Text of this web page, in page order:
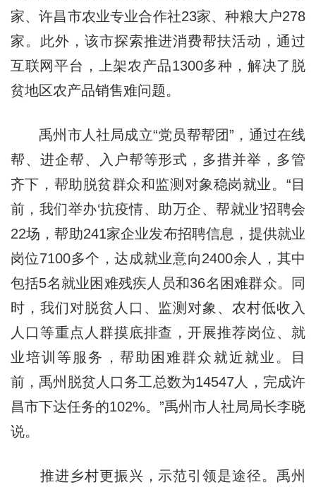
家、许昌市农业专业合作社23家、种粮大户278
家。此外，该市探索推进消费帮扶活动，通过
互联网平台，上架农产品1300多种，解决了脱
贫地区农产品销售难问题。
禹州市人社局成立“党员帮帮团”，通过在线
帮、进企帮、入户帮等形式，多措并举，多管
齐下，帮助脱贫群众和监测对象稳岗就业。“目
前，我们举办‘抗疫情、助万企、帮就业’招聘会
22场，帮助241家企业发布招聘信息，提供就业
岗位7100多个，达成就业意向2400余人，其中
包括5名就业困难残疾人员和36名困难群众。同
时，我们对脱贫人口、监测对象、农村低收入
人口等重点人群摸底排查，开展推荐岗位、就
业培训等服务，帮助困难群众就近就业。目
前，禹州脱贫人口务工总数为14547人，完成许
昌市下达任务的102%。”禹州市人社局局长李晓
说。
推进乡村更振兴，示范引领是途径。禹州